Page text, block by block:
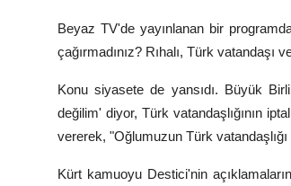
Beyaz TV'de yayınlanan bir
çağırmadınız? Rıhalı, Türk vatandaşı
Konu siyasete de yansıdı. Büyük
değilim' diyor, Türk vatandaşlığının
vererek, "Oğlumuzun Türk
Kürt kamuoyu Destici'nin